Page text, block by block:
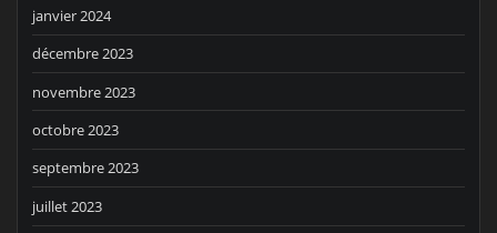
janvier 2024
décembre 2023
novembre 2023
octobre 2023
septembre 2023
juillet 2023